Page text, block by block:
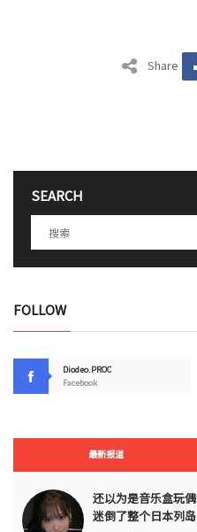
Share
SEARCH
FOLLOW
Diodeo.PROC
Facebook
最新报道
还以为是音乐盒玩
迷倒了整个日本列岛